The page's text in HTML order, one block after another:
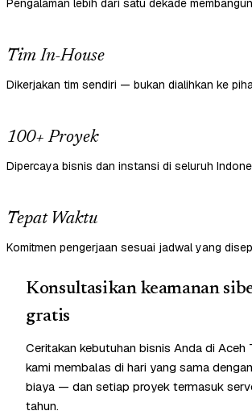
Pengalaman lebih dari satu dekade
Tim In-House
Dikerjakan tim sendiri — bukan dialihkan ke
100+ Proyek
Dipercaya bisnis dan instansi di seluruh
Tepat Waktu
Komitmen pengerjaan sesuai jadwal yang
Konsultasikan keamanan
gratis
Ceritakan kebutuhan bisnis Anda di Aceh
kami membalas di hari yang sama
biaya — dan setiap proyek termasuk
tahun.